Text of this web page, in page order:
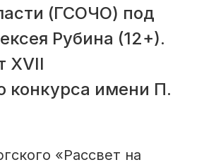
(ГСОЧО) под
Рубина (12+).
XVII
конкурса имени П.
«Рассвет на